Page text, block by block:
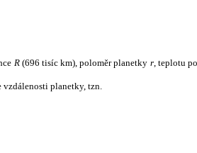
R(696 tisíc km), poloměr planetky r, teplotu
vzdálenosti planetky, tzn.